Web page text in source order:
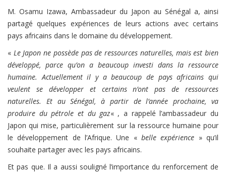
M. Osamu Izawa, Ambassadeur du Japon au Sénégal a, ainsi
partagé quelques expériences de leurs actions avec certains
pays africains dans le domaine du développement.
« Le Japon ne possède pas de ressources naturelles, mais est bien
développé, parce qu’on a beaucoup investi dans la ressource
humaine. Actuellement il y a beaucoup de pays africains qui
veulent se développer et certains n’ont pas de ressources
naturelles. Et au Sénégal, à partir de l’année prochaine, va
produire du pétrole et du gaz« , a rappelé l’ambassadeur du
Japon qui mise, particulièrement sur la ressource humaine pour
le développement de l’Afrique. Une « belle expérience » qu’il
souhaite partager avec les pays africains.
Et pas que. Il a aussi souligné l’importance du renforcement de